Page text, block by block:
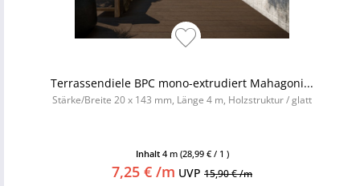
Terrassendiele BPC mono-extrudiert Mahagoni...
Stärke/Breite 20 x 143 mm, Länge 4 m, Holzstruktur / glatt
Inhalt 4 m (28,99 € / 1 )
7,25 € /m UVP 15,90 € /m